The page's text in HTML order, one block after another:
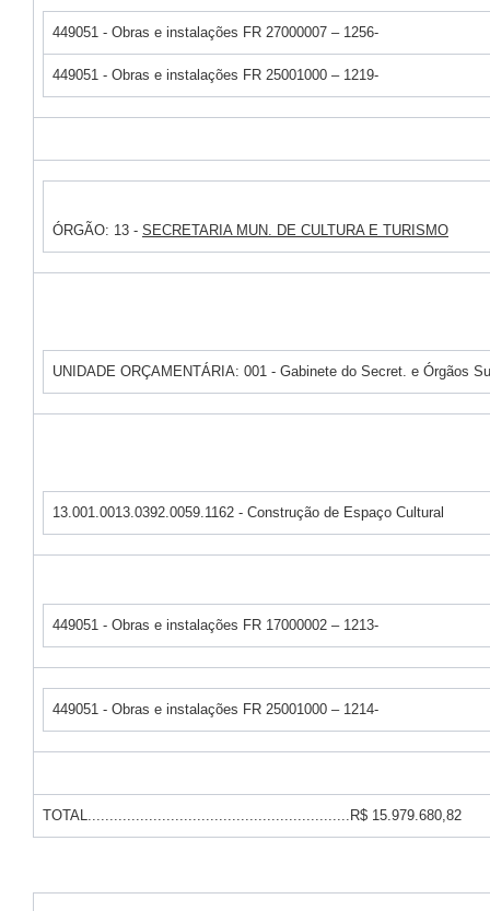
449051 - Obras e instalações FR 27000007 – 1256-
449051 - Obras e instalações FR 25001000 – 1219-
ÓRGÃO: 13 - SECRETARIA MUN. DE CULTURA E TURISMO
UNIDADE ORÇAMENTÁRIA: 001 - Gabinete do Secret. e Órgãos
13.001.0013.0392.0059.1162 - Construção de Espaço Cultural
449051 - Obras e instalações FR 17000002 – 1213-
449051 - Obras e instalações FR 25001000 – 1214-
TOTAL............................................................R$ 15.979.680,82